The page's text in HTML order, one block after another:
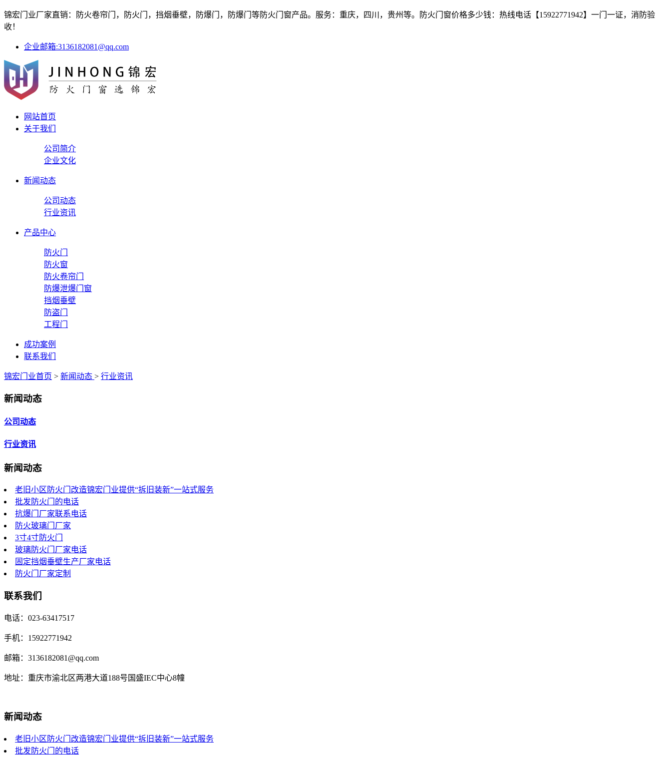
锦宏门业厂家直销：防火卷帘门，防火门，挡烟垂壁，防爆门，防爆门等防火门窗产品。服务：重庆，四川，贵州等。防火门窗价格多少钱：热线电话【15922771942】一门一证，消防验
收！
企业邮箱:3136182081@qq.com
网站首页
关于我们
公司简介
企业文化
新闻动态
公司动态
行业资讯
产品中心
防火门
防火窗
防火卷帘门
防爆泄爆门窗
挡烟垂壁
防盗门
工程门
成功案例
联系我们
锦宏门业首页 > 新闻动态 > 行业资讯
新闻动态
公司动态
行业资讯
新闻动态
老旧小区防火门改造锦宏门业提供“拆旧装新”一站式服务
批发防火门的电话
抗爆门厂家联系电话
防火玻璃门厂家
3寸4寸防火门
玻璃防火门厂家电话
固定挡烟垂壁生产厂家电话
防火门厂家定制
联系我们
电话：023-63417517
手机：15922771942
邮箱：3136182081@qq.com
地址：重庆市渝北区两港大道188号国盛IEC中心8幢
新闻动态
老旧小区防火门改造锦宏门业提供“拆旧装新”一站式服务
批发防火门的电话